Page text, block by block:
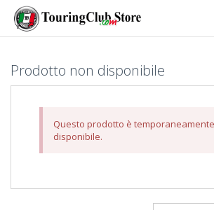
Prodotto non disponibile
Questo prodotto è
disponibile.